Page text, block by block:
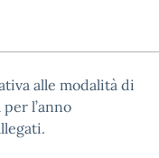
alle modalità di
l’anno